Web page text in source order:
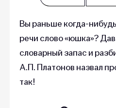
Вы раньше когда-
речи слово «юшка»?
словарный запас и
А.П. Платонов назвал
так!